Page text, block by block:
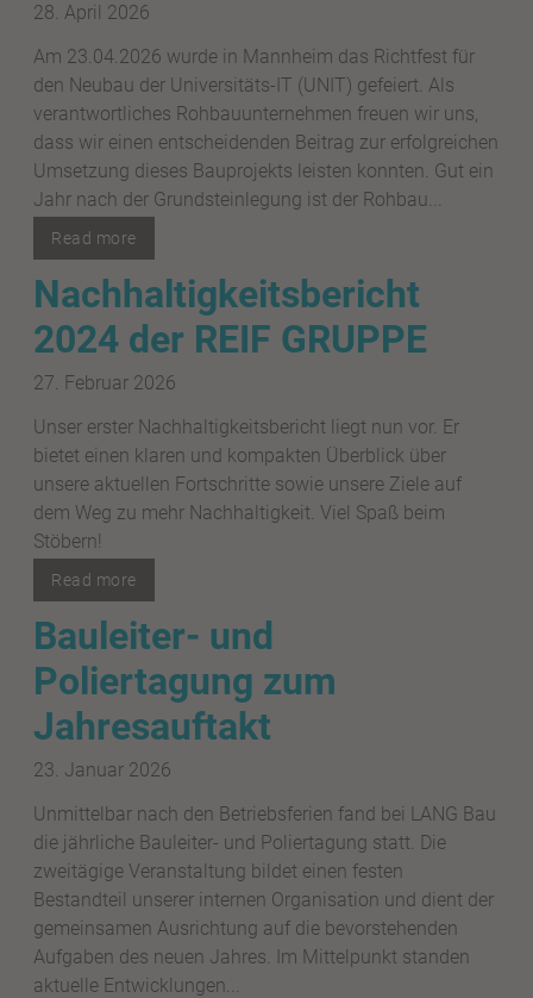
28. April 2026
Am 23.04.2026 wurde in Mannheim das Richtfest für
den Neubau der Universitäts-IT (UNIT) gefeiert. Als
verantwortliches Rohbauunternehmen freuen wir uns,
dass wir einen entscheidenden Beitrag zur erfolgreichen
Umsetzung dieses Bauprojekts leisten konnten. Gut ein
Jahr nach der Grundsteinlegung ist der Rohbau...
Read more
Nachhaltigkeitsbericht
2024 der REIF GRUPPE
27. Februar 2026
Unser erster Nachhaltigkeitsbericht liegt nun vor. Er
bietet einen klaren und kompakten Überblick über
unsere aktuellen Fortschritte sowie unsere Ziele auf
dem Weg zu mehr Nachhaltigkeit. Viel Spaß beim
Stöbern!
Read more
Bauleiter- und
Poliertagung zum
Jahresauftakt
23. Januar 2026
Unmittelbar nach den Betriebsferien fand bei LANG Bau
die jährliche Bauleiter- und Poliertagung statt. Die
zweitägige Veranstaltung bildet einen festen
Bestandteil unserer internen Organisation und dient der
gemeinsamen Ausrichtung auf die bevorstehenden
Aufgaben des neuen Jahres. Im Mittelpunkt standen
aktuelle Entwicklungen...